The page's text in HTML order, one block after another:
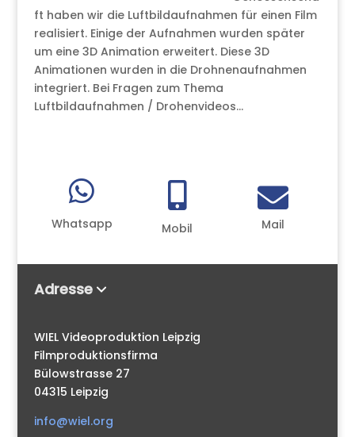
ft haben wir die Luftbildaufnahmen für einen Film
realisiert. Einige der Aufnahmen wurden später
um eine 3D Animation erweitert. Diese 3D
Animationen wurden in die Drohnenaufnahmen
integriert. Bei Fragen zum Thema
Luftbildaufnahmen / Drohenvideos...

Whatsapp

Mobil

Mail
Adresse
WIEL Videoproduktion Leipzig
Filmproduktionsfirma
Bülowstrasse 27
04315 Leipzig
info@wiel.org